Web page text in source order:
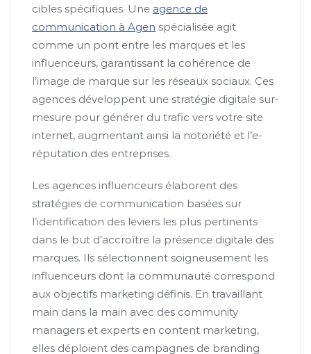
cibles spécifiques. Une agence de
communication à Agen spécialisée agit
comme un pont entre les marques et les
influenceurs, garantissant la cohérence de
l’image de marque sur les réseaux sociaux. Ces
agences développent une stratégie digitale sur-
mesure pour générer du trafic vers votre site
internet, augmentant ainsi la notoriété et l’e-
réputation des entreprises.
Les agences influenceurs élaborent des
stratégies de communication basées sur
l’identification des leviers les plus pertinents
dans le but d’accroître la présence digitale des
marques. Ils sélectionnent soigneusement les
influenceurs dont la communauté correspond
aux objectifs marketing définis. En travaillant
main dans la main avec des community
managers et experts en content marketing,
elles déploient des campagnes de branding